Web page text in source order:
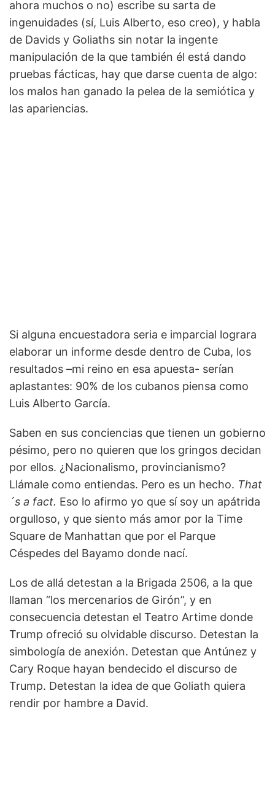
ahora muchos o no) escribe su sarta de
ingenuidades (sí, Luis Alberto, eso creo), y habla
de Davids y Goliaths sin notar la ingente
manipulación de la que también él está dando
pruebas fácticas, hay que darse cuenta de algo:
los malos han ganado la pelea de la semiótica y
las apariencias.
Si alguna encuestadora seria e imparcial lograra
elaborar un informe desde dentro de Cuba, los
resultados –mi reino en esa apuesta- serían
aplastantes: 90% de los cubanos piensa como
Luis Alberto García.
Saben en sus conciencias que tienen un gobierno
pésimo, pero no quieren que los gringos decidan
por ellos. ¿Nacionalismo, provincianismo?
Llámale como entiendas. Pero es un hecho. That
´s a fact. Eso lo afirmo yo que sí soy un apátrida
orgulloso, y que siento más amor por la Time
Square de Manhattan que por el Parque
Céspedes del Bayamo donde nací.
Los de allá detestan a la Brigada 2506, a la que
llaman “los mercenarios de Girón”, y en
consecuencia detestan el Teatro Artime donde
Trump ofreció su olvidable discurso. Detestan la
simbología de anexión. Detestan que Antúnez y
Cary Roque hayan bendecido el discurso de
Trump. Detestan la idea de que Goliath quiera
rendir por hambre a David.